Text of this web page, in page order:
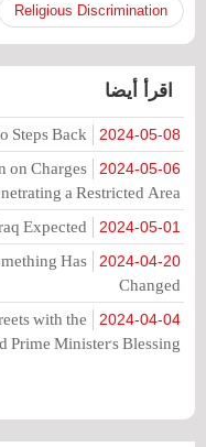
Religious Discrimination
اقرأ أيضا
2024-05-08
Steps Back
2024-05-06
on Charges
a Restricted Area"
2024-05-01
Expected?
2024-04-20
Has
Changed
2024-04-04
with the
Prime Minister's Blessing